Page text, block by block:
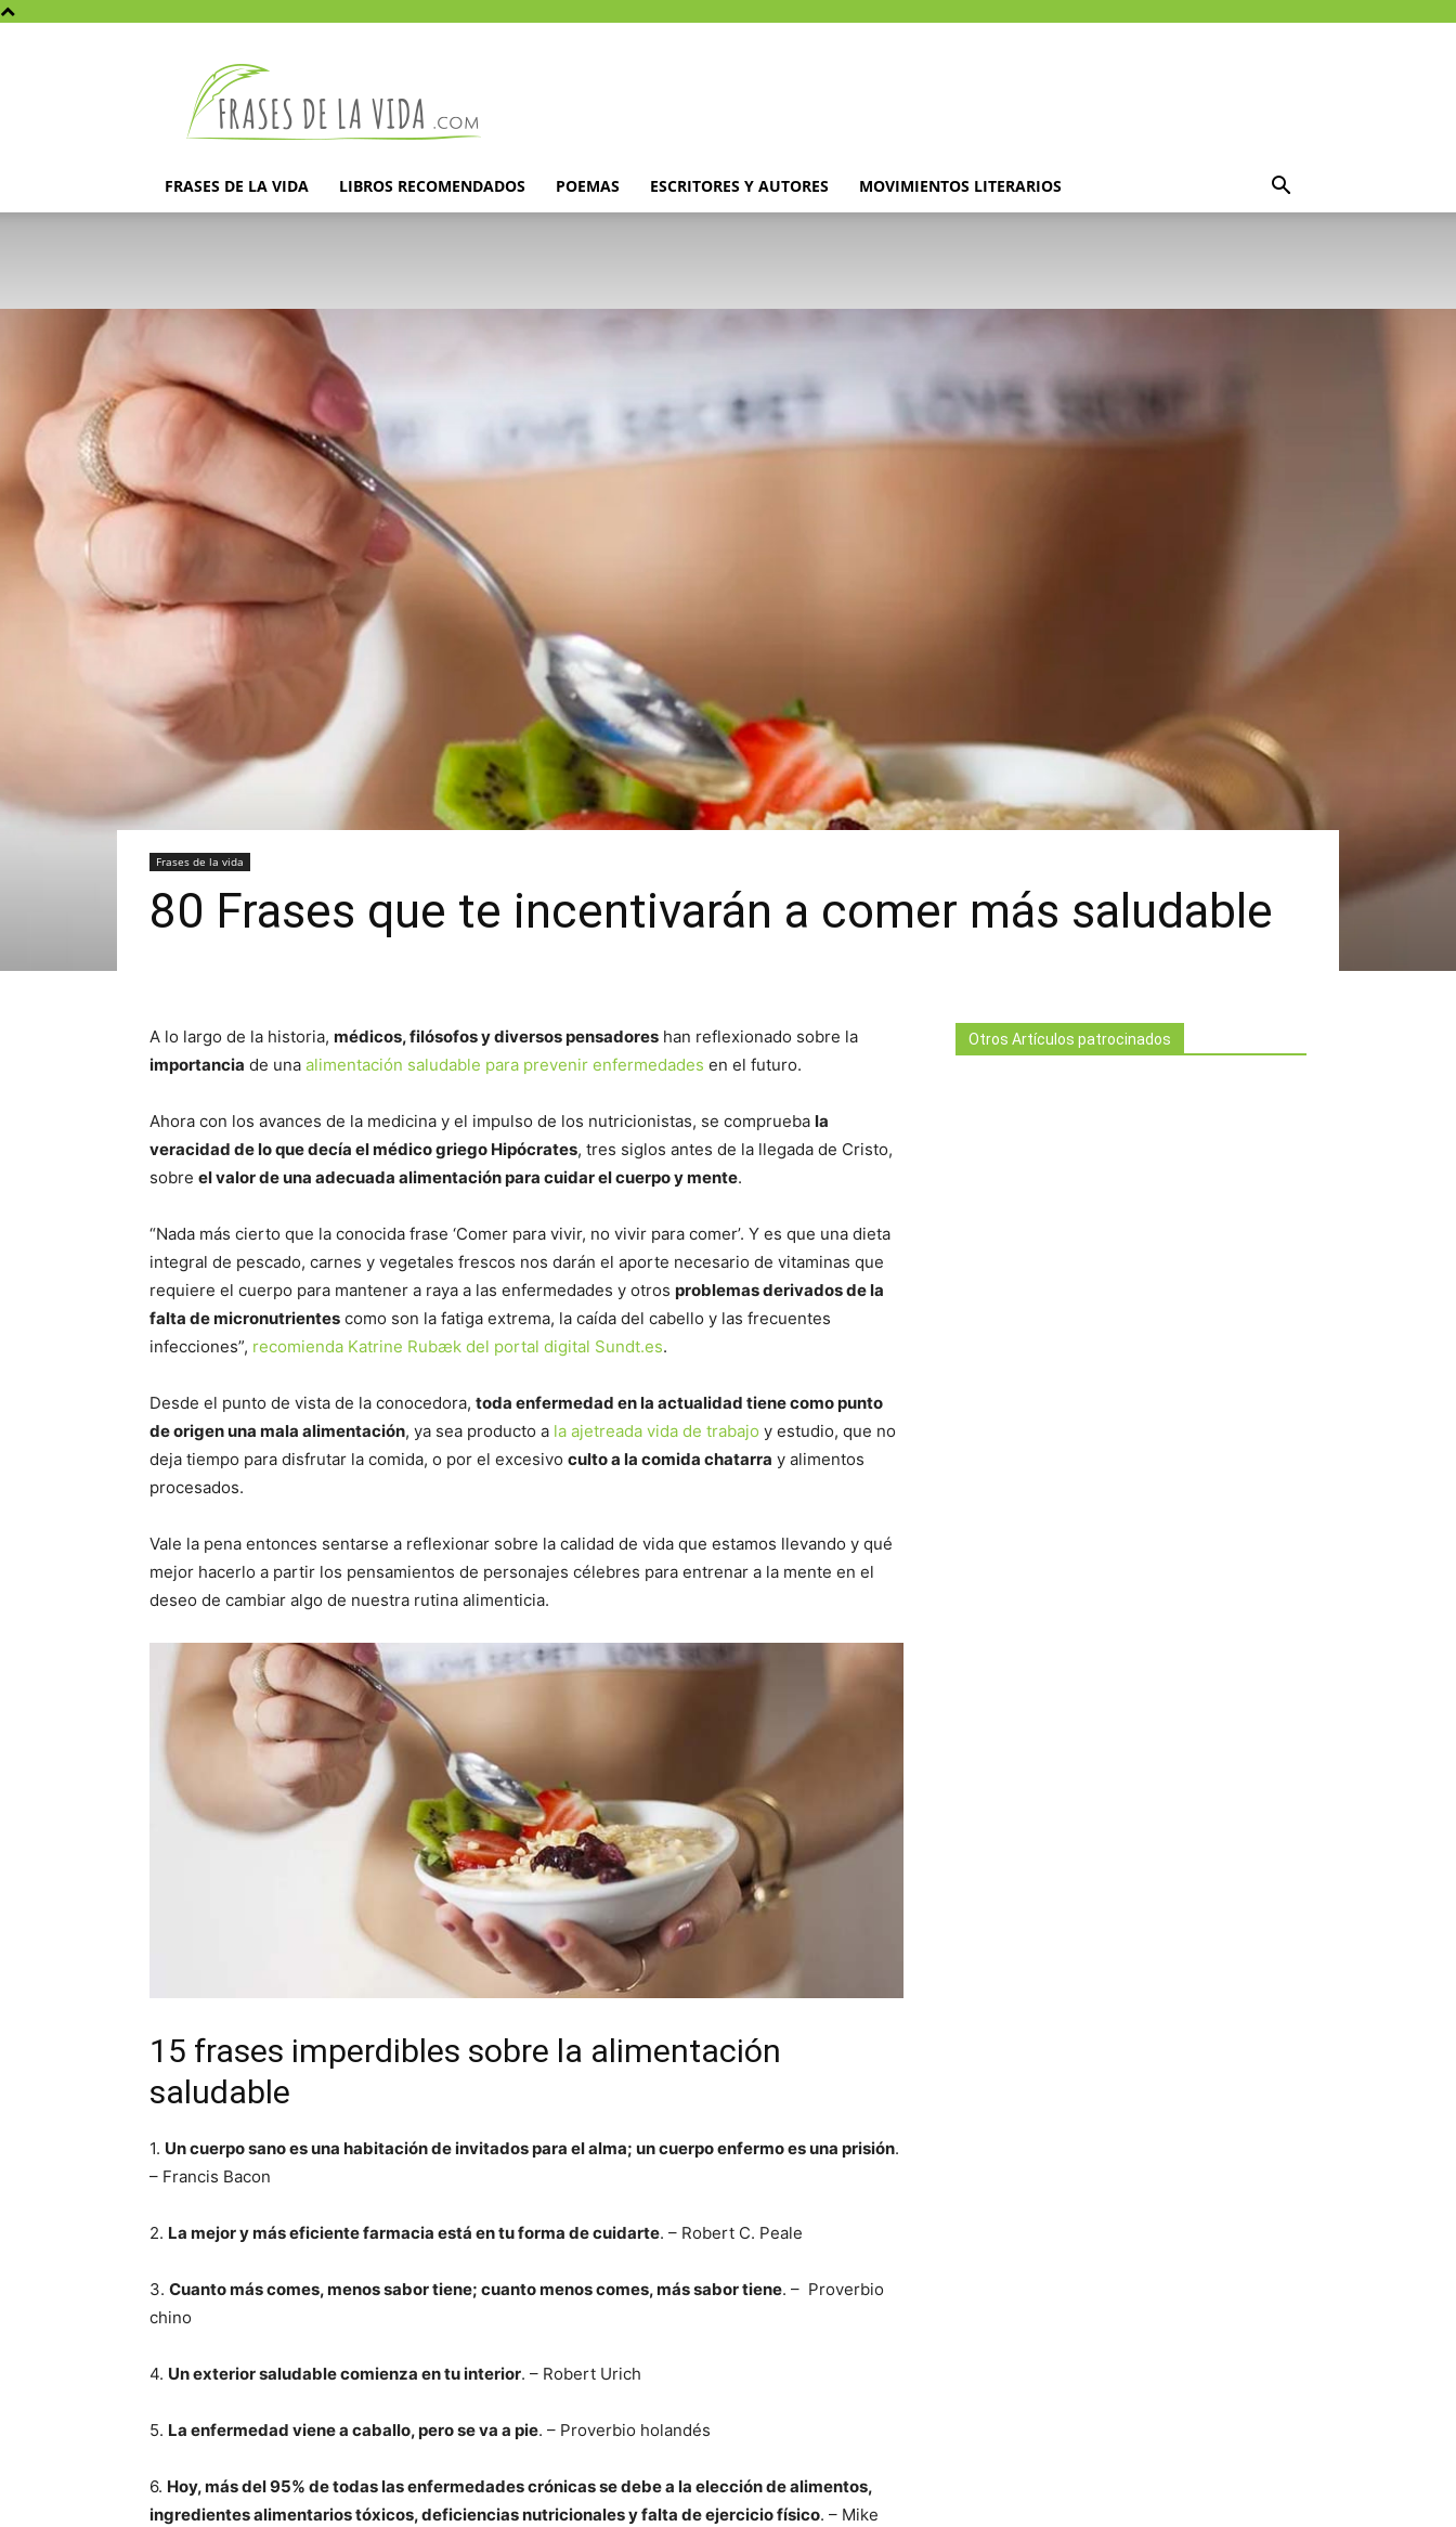
la
vida
FRASES DE LA VIDA LIBROS RECOMENDADOS POEMAS ESCRITORES Y AUTORES MOVIMIENTOS LITERARIOS
Frases de la vida
80 Frases que te incentivarán a comer más saludable
A lo largo de la historia, médicos, filósofos y diversos pensadores han reflexionado sobre la
importancia de una alimentación saludable para prevenir enfermedades en el futuro.
Ahora con los avances de la medicina y el impulso de los nutricionistas, se comprueba la
veracidad de lo que decía el médico griego Hipócrates, tres siglos antes de la llegada de Cristo,
sobre el valor de una adecuada alimentación para cuidar el cuerpo y mente.
“Nada más cierto que la conocida frase ‘Comer para vivir, no vivir para comer’. Y es que una dieta
integral de pescado, carnes y vegetales frescos nos darán el aporte necesario de vitaminas que
requiere el cuerpo para mantener a raya a las enfermedades y otros problemas derivados de la
falta de micronutrientes como son la fatiga extrema, la caída del cabello y las frecuentes
infecciones”, recomienda Katrine Rubæk del portal digital Sundt.es.
Desde el punto de vista de la conocedora, toda enfermedad en la actualidad tiene como punto
de origen una mala alimentación, ya sea producto a la ajetreada vida de trabajo y estudio, que no
deja tiempo para disfrutar la comida, o por el excesivo culto a la comida chatarra y alimentos
procesados.
Vale la pena entonces sentarse a reflexionar sobre la calidad de vida que estamos llevando y qué
mejor hacerlo a partir los pensamientos de personajes célebres para entrenar a la mente en el
deseo de cambiar algo de nuestra rutina alimenticia.
15 frases imperdibles sobre la alimentación
saludable
1. Un cuerpo sano es una habitación de invitados para el alma; un cuerpo enfermo es una prisión.
– Francis Bacon
2. La mejor y más eficiente farmacia está en tu forma de cuidarte. – Robert C. Peale
3. Cuanto más comes, menos sabor tiene; cuanto menos comes, más sabor tiene. – Proverbio
chino
4. Un exterior saludable comienza en tu interior. – Robert Urich
5. La enfermedad viene a caballo, pero se va a pie. – Proverbio holandés
6. Hoy, más del 95% de todas las enfermedades crónicas se debe a la elección de alimentos,
ingredientes alimentarios tóxicos, deficiencias nutricionales y falta de ejercicio físico. – Mike
Otros Artículos patrocinados